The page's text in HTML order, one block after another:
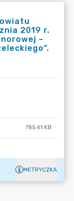
2019 r.
–
785.61 KB
METRYCZKA